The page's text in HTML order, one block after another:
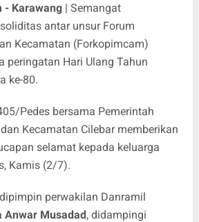
- Karawang| Semangat
antar unsur Forum
Kecamatan (Forkopimcam)
peringatan Hari Ulang Tahun
ke-80.
Pedes bersama Pemerintah
Kecamatan Cilebar memberikan
selamat kepada keluarga
Kamis (2/7).
perwakilan Danramil
Anwar Musadad, didampingi